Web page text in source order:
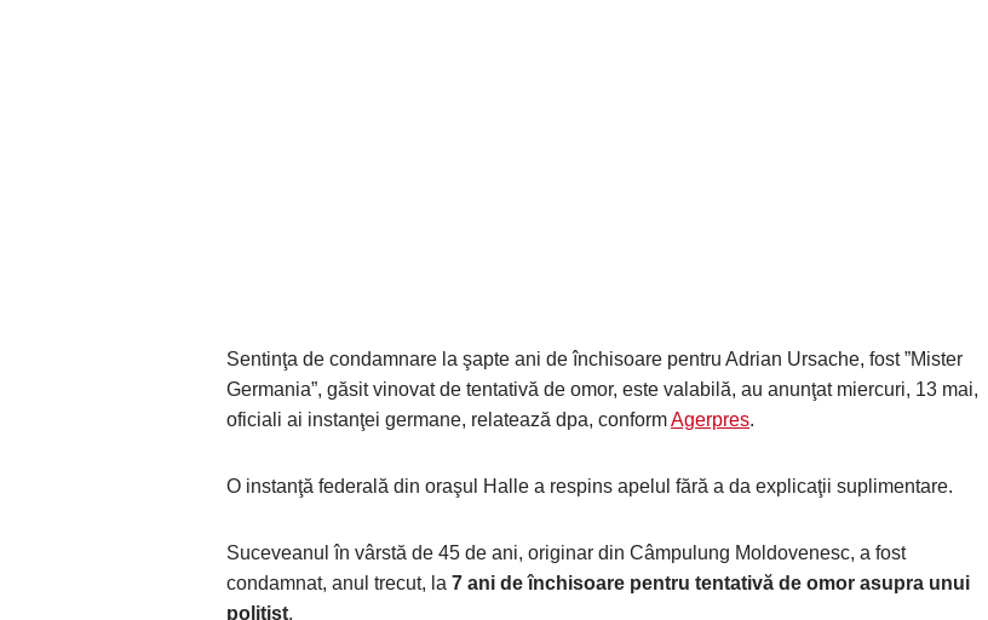
Sentinţa de condamnare la şapte ani de închisoare pentru Adrian Ursache, fost ”Mister
Germania”, găsit vinovat de tentativă de omor, este valabilă, au anunţat miercuri, 13 mai,
oficiali ai instanţei germane, relatează dpa, conformAgerpres.
O instanţă federală din oraşul Halle a respins apelul fără a da explicaţii suplimentare.
Suceveanul în vârstă de 45 de ani, originar din Câmpulung Moldovenesc, a fost
condamnat, anul trecut, la 7 ani de închisoare pentru tentativă de omor asupra unui
poliţist.